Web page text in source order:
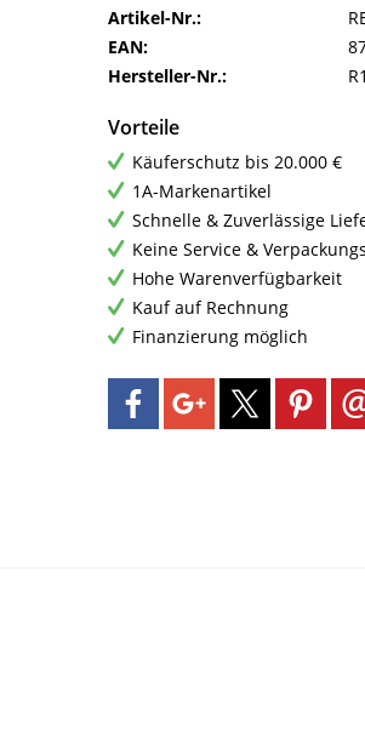
Artikel-Nr.:
EAN:
Hersteller-Nr.:
Vorteile
Käuferschutz bis 20.000 €
1A-Markenartikel
Schnelle & Zuverlässige
Keine Service &
Hohe Warenverfügbarkeit
Kauf auf Rechnung
Finanzierung möglich